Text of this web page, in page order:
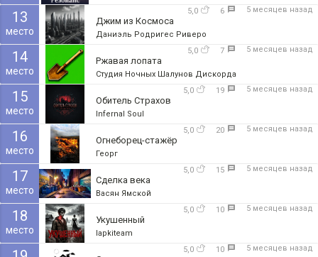
13
место
5 месяцев назад
6
5,0
Джим из Космоса
Даниэль Родригес Риверо
14
место
5 месяцев назад
7
5,0
Ржавая лопата
Студия Ночных Шалунов Дискорда
15
место
5 месяцев назад
19
5,0
Обитель Страхов
Infernal Soul
16
место
5 месяцев назад
20
5,0
Огнеборец-стажёр
Георг
17
место
5 месяцев назад
15
5,0
Сделка века
Васян Ямской
18
место
5 месяцев назад
10
5,0
Укушенный
lapkiteam
5 месяцев назад
10
5,0